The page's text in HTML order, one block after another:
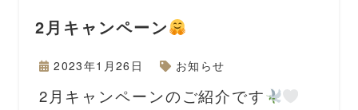
2月キャンペーン
2023年1月26日 お知らせ
2月キャンペーンのご紹介です